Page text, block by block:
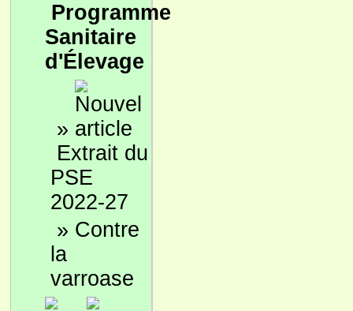
Programme
Sanitaire
d'Élevage
»
Extrait du
PSE
2022-27
» Contre
la
varroase